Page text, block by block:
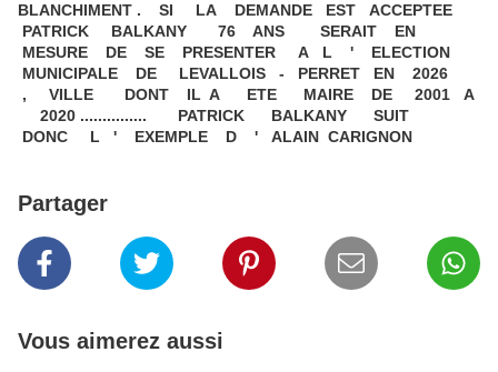
BLANCHIMENT . SI LA DEMANDE EST ACCEPTEE
PATRICK BALKANY 76 ANS SERAIT EN
MESURE DE SE PRESENTER A L ' ELECTION
MUNICIPALE DE LEVALLOIS - PERRET EN 2026
, VILLE DONT IL A ETE MAIRE DE 2001 A
2020 ............... PATRICK BALKANY SUIT
DONC L ' EXEMPLE D ' ALAIN CARIGNON
Partager
Vous aimerez aussi